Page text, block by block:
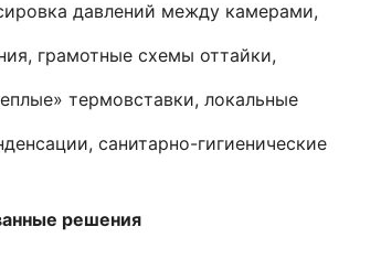
давлений между камерами,
грамотные схемы оттайки,
термовставки, локальные
санитарно-гигиенические
решения